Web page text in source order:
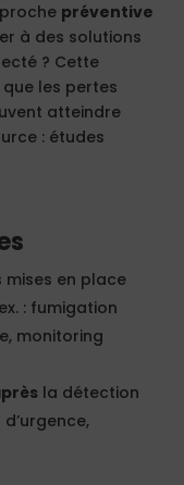
préventive
à des solutions
? Cette
les pertes
atteindre
: études
mises en place
: fumigation
monitoring
la détection